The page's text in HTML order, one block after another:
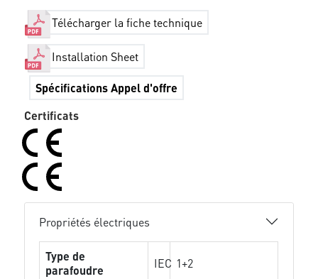
Télécharger la fiche technique
Installation Sheet
Spécifications Appel d'offre
Certificats
Propriétés électriques
Type de
parafoudre
IEC 1+2